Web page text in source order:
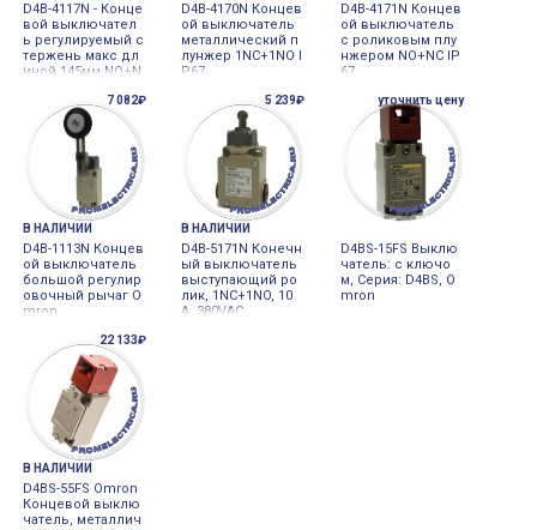
D4B-4117N - Конце
вой выключател
ь регулируемый с
тержень макс дл
иной 145мм NO+N
D4B-4170N Концев
ой выключатель
металлический п
лунжер 1NC+1NO I
P67
D4B-4171N Концев
ой выключатель
с роликовым плу
нжером NO+NC IP
67
7 082₽
В НАЛИЧИИ
D4B-1113N Концев
ой выключатель
большой регулир
овочный рычаг O
mron
5 239₽
В НАЛИЧИИ
D4B-5171N Конечн
ый выключатель
выступающий ро
лик, 1NC+1NO, 10
A, 380VAC
уточнить цену
D4BS-15FS Выклю
чатель: с ключо
м, Серия: D4BS, O
mron
22 133₽
В НАЛИЧИИ
D4BS-55FS Omron
Концевой выклю
чатель, металлич